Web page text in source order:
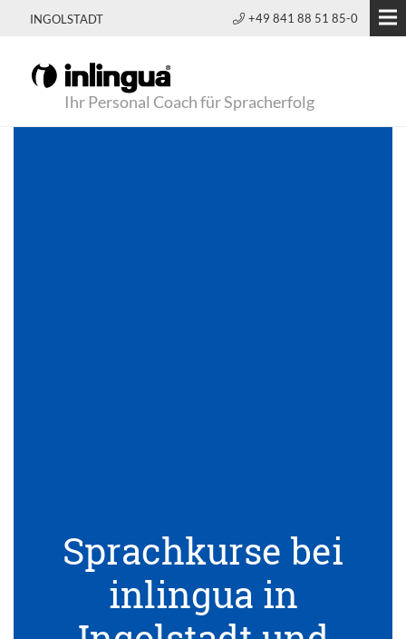
INGOLSTADT +49 841 88 51 85-0
Ihr Personal Coach für Spracherfolg
Sprachkurse bei
inlingua in